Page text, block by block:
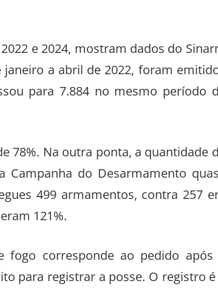
e 2024, mostram dados do
janeiro a abril de 2022, foram
para 7.884 no mesmo período
78%. Na outra ponta, a quantidade
Campanha do Desarmamento
499 armamentos, contra 257
121%.
fogo corresponde ao pedido após
para registrar a posse. O registro